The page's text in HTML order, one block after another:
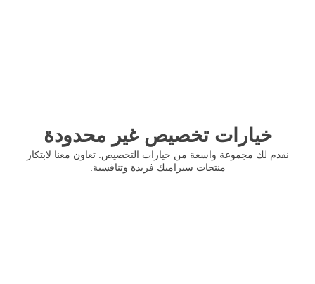
خيارات تخصيص غير محدودة
نقدم لك مجموعة واسعة من خيارات التخصيص. تعاون معنا لابتكار
منتجات سيراميك فريدة وتنافسية.